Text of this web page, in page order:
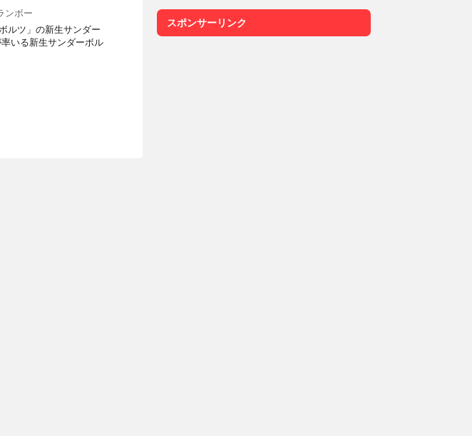
ンボー
ルツ」の新生サンダー
いる新生サンダーボル
スポンサーリンク